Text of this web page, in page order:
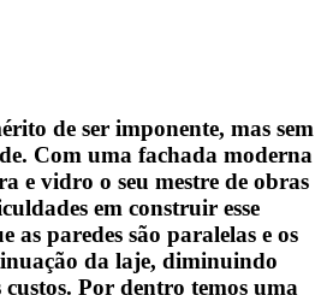
de ser imponente, mas sem
Com uma fachada moderna
e vidro o seu mestre de obras
em construir esse
as paredes são paralelas e os
da laje, diminuindo
Por dentro temos uma